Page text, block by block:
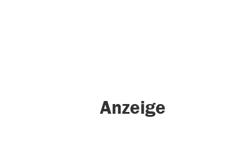
Anzeige